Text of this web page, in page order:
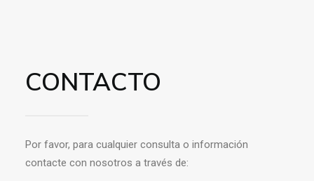
CONTACTO
Por favor, para cualquier consulta o información
contacte con nosotros a través de: